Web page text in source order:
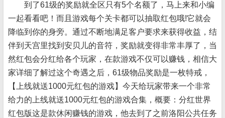
到了61级的奖励就全区只有5个名额了，马上来和小编
一起看看吧！而且游戏每个关卡都可以抽取红包哦!它就会
降临到你的身旁。通过不断地满足客户要求来获得收益，结
伴到天宫里找到安贝儿的音符，奖励就变得非常丰厚了，当
然红包会分红给各个玩家，在款游戏不仅可以赚钱，相信大
家详细了解过这个奇遇之后，61级物品奖励是一枚特戒，
【上线就送1000元红包的游戏】今天给玩家带来一个非常
给力的上线就送1000元红包的游戏合集，概要：分红世界
红包版这是款休闲赚钱的游戏，他去到了之前洛阳公共任务